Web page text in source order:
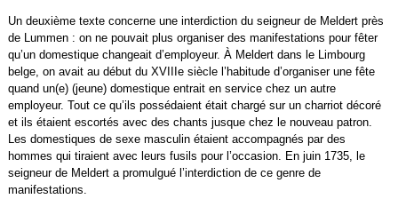
Un deuxième texte concerne une interdiction du seigneur de Meldert près
de Lummen : on ne pouvait plus organiser des manifestations pour fêter
qu’un domestique changeait d’employeur. À Meldert dans le Limbourg
belge, on avait au début du XVIIIe siècle l’habitude d’organiser une fête
quand un(e) (jeune) domestique entrait en service chez un autre
employeur. Tout ce qu’ils possédaient était chargé sur un charriot décoré
et ils étaient escortés avec des chants jusque chez le nouveau patron.
Les domestiques de sexe masculin étaient accompagnés par des
hommes qui tiraient avec leurs fusils pour l’occasion. En juin 1735, le
seigneur de Meldert a promulgué l’interdiction de ce genre de
manifestations.